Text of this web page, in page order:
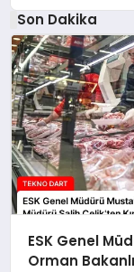
Son Dakika
ESK Genel
Orman